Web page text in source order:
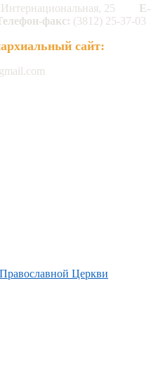
25
E-
факс: (3812) 25-37-03
сайт: